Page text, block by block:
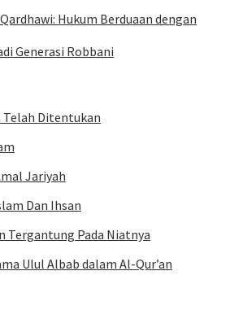
Hukum Berduaan dengan
Generasi Robbani
Telah Ditentukan
Jariyah
Dan Ihsan
Tergantung Pada Niatnya
Ulul Albab dalam Al-Qur’an